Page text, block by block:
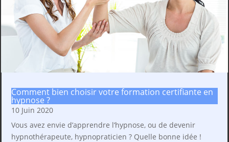
Comment bien choisir votre formation certifiante en
hypnose ?
10 Juin 2020
Vous avez envie d’apprendre l’hypnose, ou de devenir
hypnothérapeute, hypnopraticien ? Quelle bonne idée !